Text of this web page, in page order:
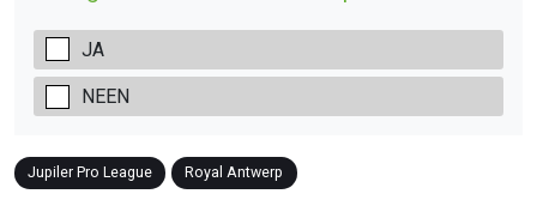
JA
NEEN
Jupiler Pro League Royal Antwerp